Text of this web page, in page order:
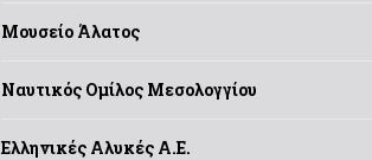
Μουσείο Άλατος
Ναυτικός Ομίλος Μεσολογγίου
Ελληνικές Αλυκές Α.Ε.